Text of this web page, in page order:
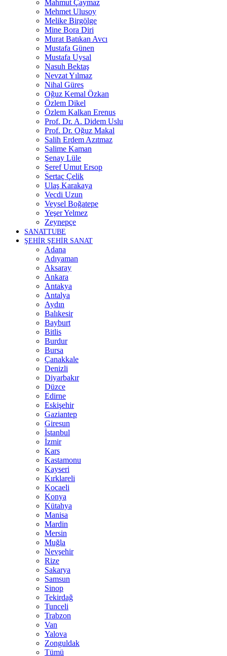
Mahmut Çaymaz
Mehmet Ulusoy
Melike Birgölge
Mine Bora Diri
Murat Batıkan Avcı
Mustafa Günen
Mustafa Uysal
Nasuh Bektaş
Nevzat Yılmaz
Nihal Güres
Oğuz Kemal Özkan
Özlem Dikel
Özlem Kalkan Erenus
Prof. Dr. A. Didem Uslu
Prof. Dr. Oğuz Makal
Salih Erdem Azıtmaz
Salime Kaman
Şenay Lüle
Şeref Umut Ersop
Sertaç Çelik
Ulaş Karakaya
Vecdi Uzun
Veysel Boğatepe
Yeşer Yelmez
Zeynepçe
SANATTUBE
ŞEHİR ŞEHİR SANAT
Adana
Adıyaman
Aksaray
Ankara
Antakya
Antalya
Aydın
Balıkesir
Bayburt
Bitlis
Burdur
Bursa
Çanakkale
Denizli
Diyarbakır
Düzce
Edirne
Eskişehir
Gaziantep
Giresun
İstanbul
İzmir
Kars
Kastamonu
Kayseri
Kırklareli
Kocaeli
Konya
Kütahya
Manisa
Mardin
Mersin
Muğla
Nevşehir
Rize
Sakarya
Samsun
Sinop
Tekirdağ
Tunceli
Trabzon
Van
Yalova
Zonguldak
Tümü